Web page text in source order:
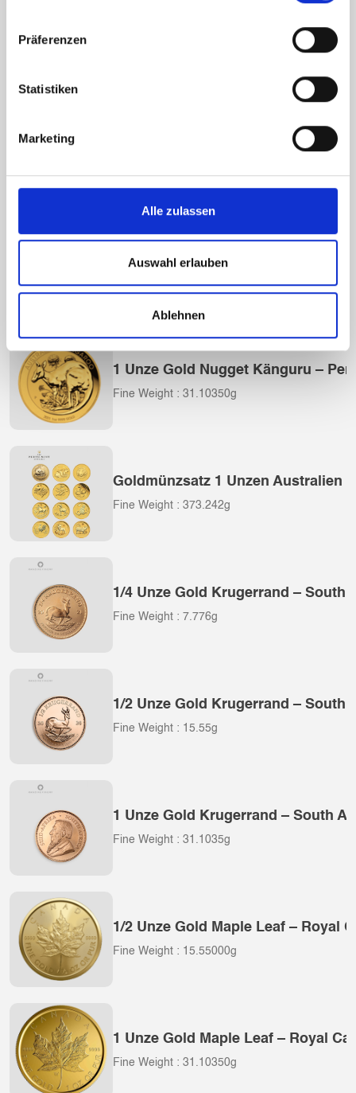
Präferenzen
Statistiken
Marketing
Alle zulassen
Auswahl erlauben
Ablehnen
1/4 Unze Gold Wiener
1/2 Unze Gold Wiener
Österreich
Fine Weight : 31.1035g
1 Unze Gold Nugget Känguru –
Fine Weight : 31.10350g
Goldmünzsatz 1 Unzen Australien
Fine Weight : 373.242g
1/4 Unze Gold Krugerrand – South
Fine Weight : 7.776g
1/2 Unze Gold Krugerrand – South
Fine Weight : 15.55g
1 Unze Gold Krugerrand – South
Fine Weight : 31.1035g
1/2 Unze Gold Maple Leaf – Royal
Fine Weight : 15.55000g
1 Unze Gold Maple Leaf – Royal
Fine Weight : 31.10350g